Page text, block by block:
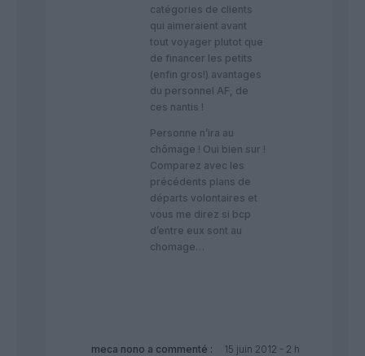
catégories de clients
qui aimeraient avant
tout voyager plutot que
de financer les petits
(enfin gros!) avantages
du personnel AF, de
ces nantis !
Personne n’ira au
chômage ! Oui bien sur !
Comparez avec les
précédents plans de
départs volontaires et
vous me direz si bcp
d’entre eux sont au
chomage…
meca nono a commenté :
15 juin 2012 - 2 h